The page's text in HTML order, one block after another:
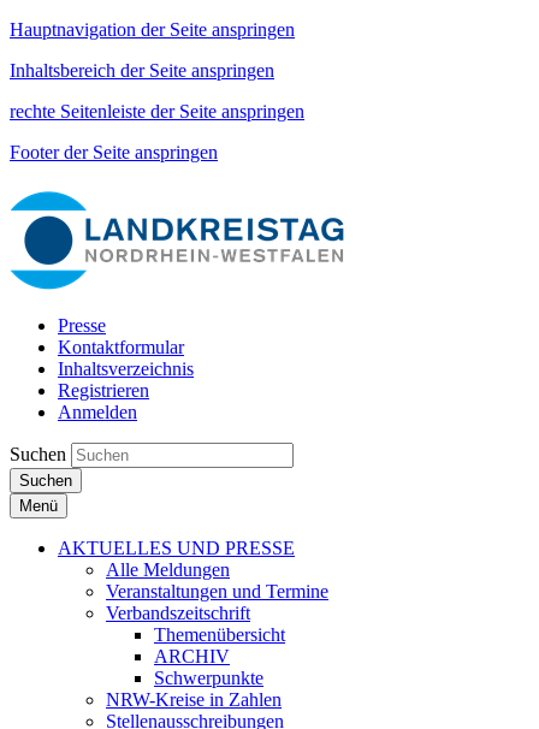
Hauptnavigation der Seite anspringen
Inhaltsbereich der Seite anspringen
rechte Seitenleiste der Seite anspringen
Footer der Seite anspringen
Presse
Kontaktformular
Inhaltsverzeichnis
Registrieren
Anmelden
Suchen
Suchen
Menü
AKTUELLES UND PRESSE
Alle Meldungen
Veranstaltungen und Termine
Verbandszeitschrift
Themenübersicht
ARCHIV
Schwerpunkte
NRW-Kreise in Zahlen
Stellenausschreibungen